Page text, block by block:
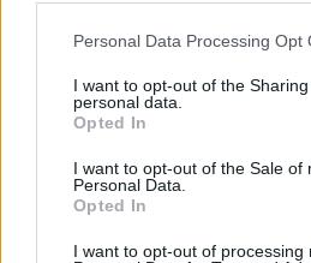
Personal Data Processing Opt
I want to opt-out of the
personal data.
Opted In
I want to opt-out of the Sale of
Personal Data.
Opted In
I want to opt-out of processing
ΠΑΝΑΙΤΩΛΙΚΟΣ
«Τρελαμένος» ο
Αγρίνιο για το
ΝΕΑ